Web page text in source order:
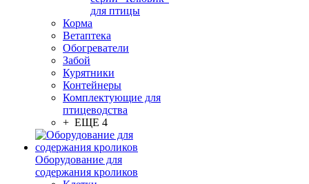
для птицы
Корма
Ветаптека
Обогреватели
Забой
Курятники
Контейнеры
Комплектующие для
птицеводства
+ ЕЩЕ 4
Оборудование для
содержания кроликов